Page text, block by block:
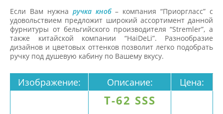
Если Вам нужна ручка кноб– компания “Приоргласс” с
удовольствием предложит широкий ассортимент данной
фурнитуры от бельгийского производителя “Stremler”, а
также китайской компании “HaiDeLi”. Разнообразие
дизайнов и цветовых оттенков позволит легко подобрать
ручку под душевую кабину по Вашему вкусу.
Изображение: Описание: Цена:
T-62 SSS